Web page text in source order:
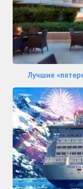
Лучшие